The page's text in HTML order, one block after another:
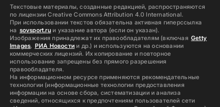
Текстовые материалы, созданные редакцией, распространяются
по лицензии Creative Commons Attribution 4.0 International.
При использовании текстов обязательна активная гиперссылка
на sovsport.ruи указание автора (если он указан).
Изображения принадлежат их правообладателям (включая Getty
Images, РИА Новостии др.) и используются на основании
коммерческих лицензий. Их копирование и повторное
использование запрещены без прямого разрешения
правообладателя.
На информационном ресурсе применяются рекомендательные
технологии (информационные технологии предоставления
информации на основе сбора, систематизации и анализа
сведений, относящихся к предпочтениям пользователей сети